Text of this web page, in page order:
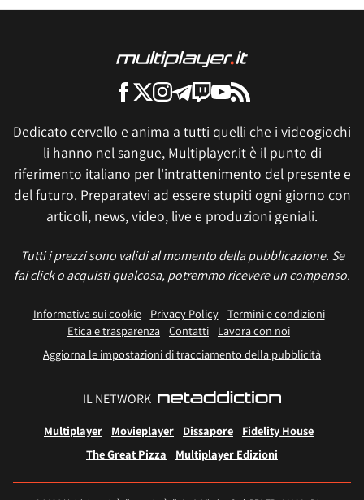
Dedicato cervello e anima a tutti quelli che i videogiochi
li hanno nel sangue, Multiplayer.it è il punto di
riferimento italiano per l'intrattenimento del presente e
del futuro. Preparatevi ad essere stupiti ogni giorno con
articoli, news, video, live e produzioni geniali.
Tutti i prezzi sono validi al momento della pubblicazione. Se
fai click o acquisti qualcosa, potremmo ricevere un compenso.
Informativa sui cookie Privacy Policy
Termini e condizioni
Etica e trasparenza Contatti
Lavora con noi
Aggiorna le impostazioni di tracciamento della pubblicità
IL NETWORK
Multiplayer Movieplayer Dissapore
Fidelity House
The Great Pizza
Multiplayer Edizioni